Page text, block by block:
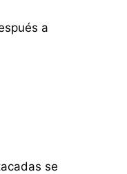
a
se